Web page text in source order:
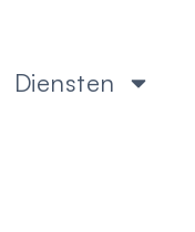
Diensten